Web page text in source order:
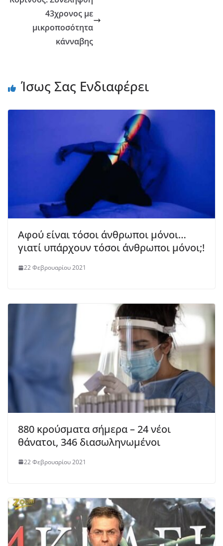
43χρονος με
μικροποσότητα
κάνναβης
Ίσως Σας Ενδιαφέρει
Αφού είναι τόσοι άνθρωποι μόνοι…
γιατί υπάρχουν τόσοι άνθρωποι μόνοι;!
22 Φεβρουαρίου 2021
880 κρούσματα σήμερα – 24 νέοι
θάνατοι, 346 διασωληνωμένοι
22 Φεβρουαρίου 2021